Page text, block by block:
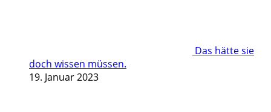
Das hätte sie
doch wissen müssen.
19. Januar 2023